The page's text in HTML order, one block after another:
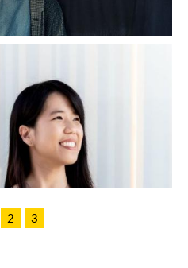
2 3